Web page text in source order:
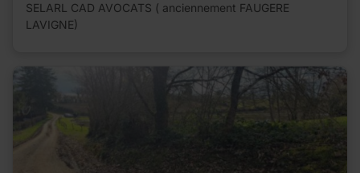
SELARL CAD AVOCATS ( anciennement FAUGERE
LAVIGNE)